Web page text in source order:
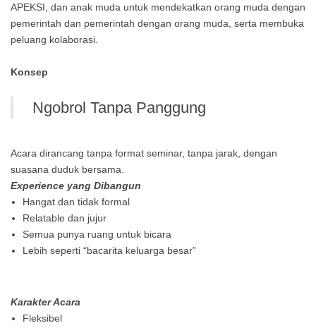
APEKSI, dan anak muda untuk mendekatkan orang muda dengan
pemerintah dan pemerintah dengan orang muda, serta membuka
peluang kolaborasi.
Konsep
Ngobrol Tanpa Panggung
Acara dirancang tanpa format seminar, tanpa jarak, dengan
suasana duduk bersama.
Experience yang Dibangun
Hangat dan tidak formal
Relatable dan jujur
Semua punya ruang untuk bicara
Lebih seperti “bacarita keluarga besar”
Karakter Acara
Fleksibel